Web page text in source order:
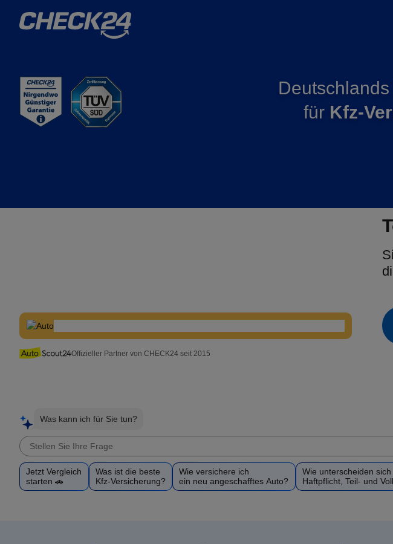
Deutschlands
für Kfz-
Offizieller Partner von CHECK24 seit 2015
Was kann ich für Sie tun?
Jetzt Vergleich
starten 🚗
Was ist die beste
Kfz-Versicherung?
Wie versichere ich
ein neu angeschafftes Auto?
Wie unterscheiden sich
Haftpflicht, Teil- und